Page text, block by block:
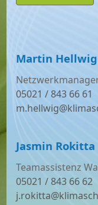
Martin Hellwig
05021 / 843 66 61
Jasmin Rokitta
Teamassistenz
05021 / 843 66 62